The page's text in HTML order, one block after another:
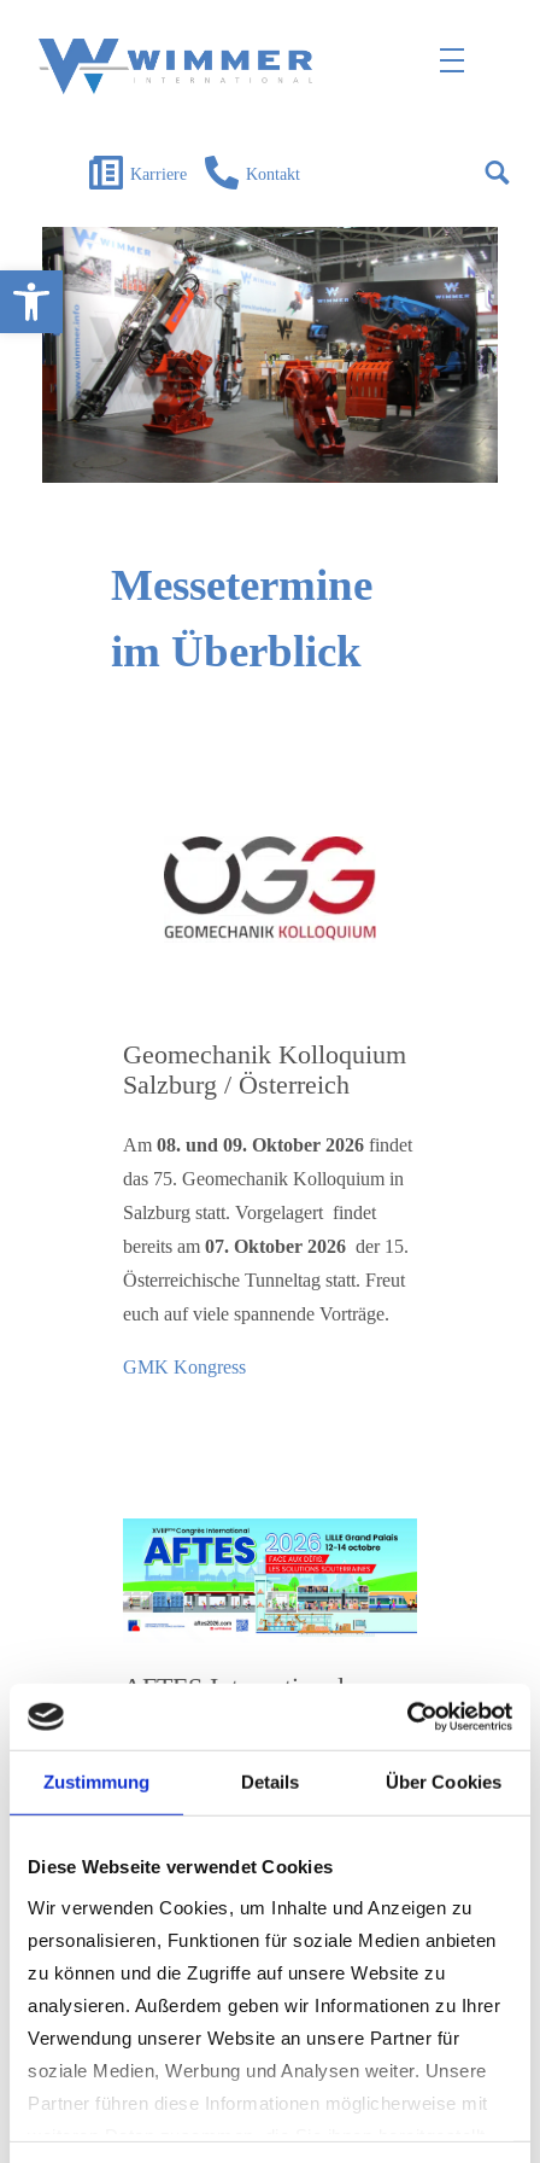
Open toolbar
Zustimmung Details Über Cookies
Diese Webseite verwendet Cookies
Wir verwenden Cookies, um Inhalte und Anzeigen zu
personalisieren, Funktionen für soziale Medien anbieten
zu können und die Zugriffe auf unsere Website zu
analysieren. Außerdem geben wir Informationen zu Ihrer
Verwendung unserer Website an unsere Partner für
soziale Medien, Werbung und Analysen weiter. Unsere
Partner führen diese Informationen möglicherweise mit
Karriere Kontakt
Messetermine
im Überblick
Geomechanik Kolloquium
Salzburg / Österreich
Am 08. und 09. Oktober 2026findet
das 75. Geomechanik Kolloquium in
Salzburg statt. Vorgelagert findet
bereits am 07. Oktober 2026 der 15.
Österreichische Tunneltag statt. Freut
euch auf viele spannende Vorträge.
GMK Kongress
AFTES International
Lille / Frankreich
2026 im Lille Grand Palais in
Frankreich statt und zählt zu den
wichtigsten internationalen
Branchentreffen für Tunnelbau und
unterirdische Infrastruktur.
Im Fokus stehen unter dem Motto
„New Challenges, Underground